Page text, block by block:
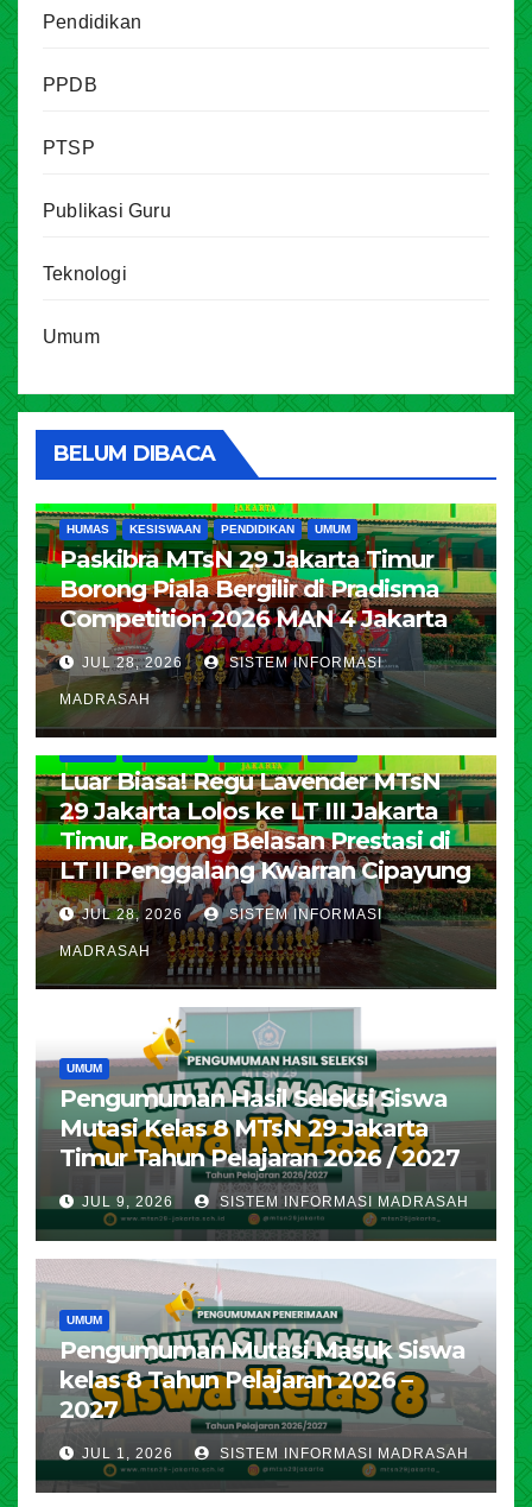
Pendidikan
PPDB
PTSP
Publikasi Guru
Teknologi
Umum
BELUM DIBACA
HUMAS KESISWAAN PENDIDIKAN UMUM
Paskibra MTsN 29 Jakarta Timur
Borong Piala Bergilir di Pradisma
Competition 2026 MAN 4 Jakarta
JUL 28, 2026 SISTEM INFORMASI
MADRASAH
Luar Biasa! Regu Lavender MTsN
29 Jakarta Lolos ke LT III Jakarta
Timur, Borong Belasan Prestasi di
LT II Penggalang Kwarran Cipayung
JUL 28, 2026 SISTEM INFORMASI
MADRASAH
UMUM
Pengumuman Hasil Seleksi Siswa
Mutasi Kelas 8 MTsN 29 Jakarta
Timur Tahun Pelajaran 2026 / 2027
JUL 9, 2026 SISTEM INFORMASI MADRASAH
UMUM
Pengumuman Mutasi Masuk Siswa
kelas 8 Tahun Pelajaran 2026 –
2027
JUL 1, 2026 SISTEM INFORMASI MADRASAH